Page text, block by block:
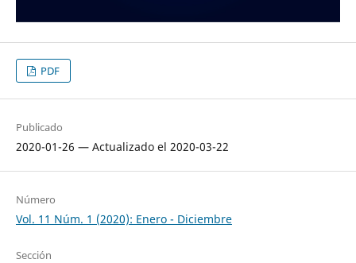
PDF
Publicado
2020-01-26 — Actualizado el 2020-03-22
Número
Vol. 11 Núm. 1 (2020): Enero - Diciembre
Sección